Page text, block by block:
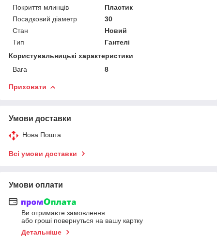
Покриття млинців
Пластик
Посадковий діаметр
30
Стан
Новий
Тип
Гантелі
Користувальницькі характеристики
Вага
8
Приховати
Умови доставки
Нова Пошта
Всі умови доставки
Умови оплати
Ви отримаєте замовлення
або гроші повернуться на вашу картку
Детальніше